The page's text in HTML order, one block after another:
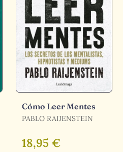
Cómo Leer Mentes
PABLO RAIJENSTEIN
18,95 €